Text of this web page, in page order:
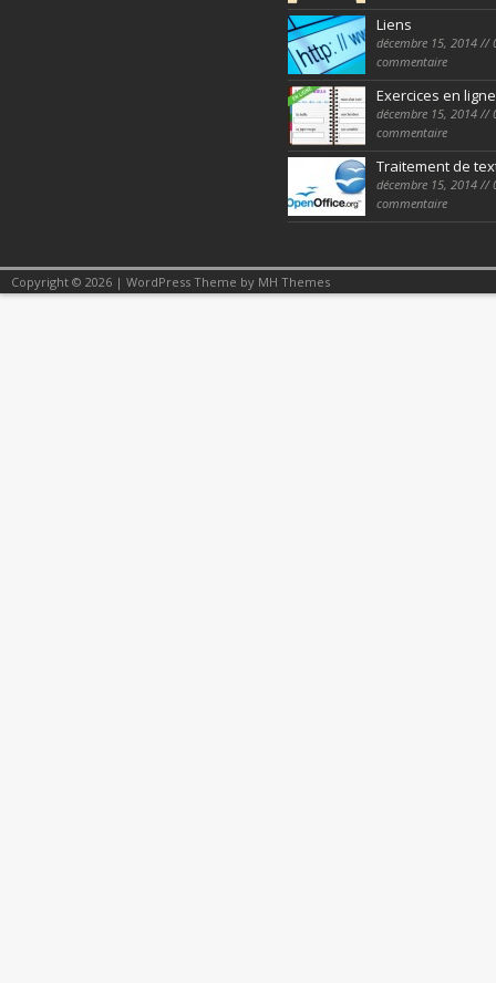
Liens
décembre 15, 2014 //
commentaire
Exercices en ligne
décembre 15, 2014 //
commentaire
Traitement de
décembre 15, 2014 //
commentaire
Copyright © 2026 | WordPress Theme by MH Themes